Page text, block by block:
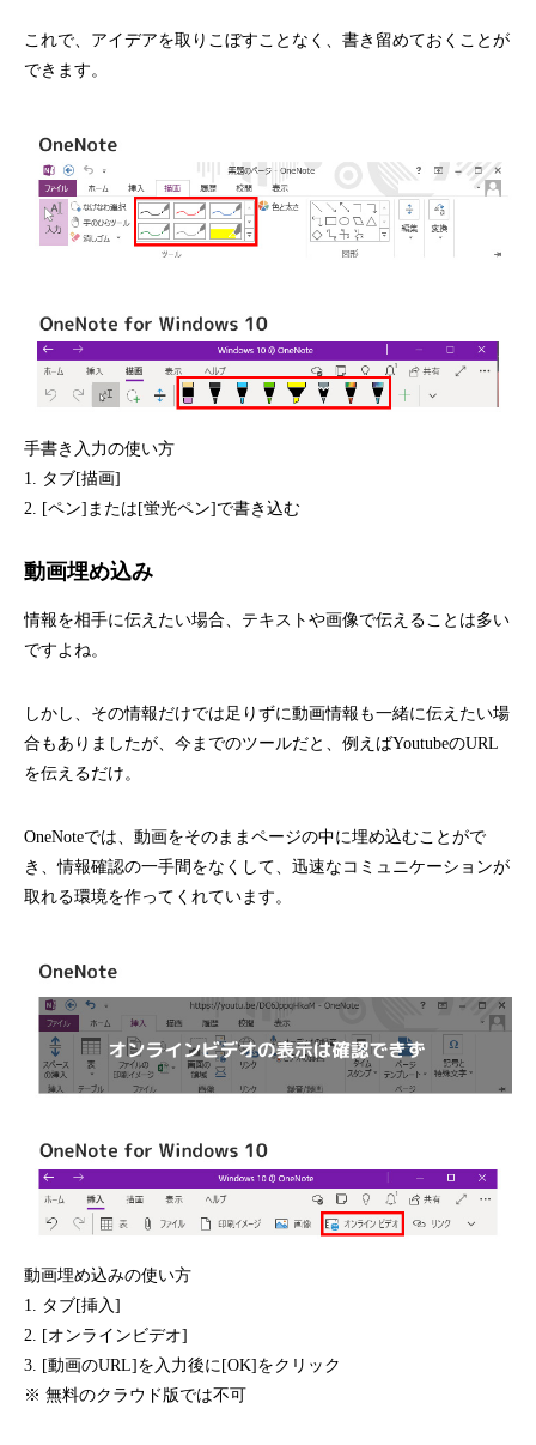
これで、アイデアを取りこぼすことなく、書き留めておくことが
できます。
手書き入力の使い方
1. タブ[描画]
2. [ペン]または[蛍光ペン]で書き込む
動画埋め込み
情報を相手に伝えたい場合、テキストや画像で伝えることは多い
ですよね。
しかし、その情報だけでは足りずに動画情報も一緒に伝えたい場
合もありましたが、今までのツールだと、例えばYoutubeのURL
を伝えるだけ。
OneNoteでは、動画をそのままページの中に埋め込むことがで
き、情報確認の一手間をなくして、迅速なコミュニケーションが
取れる環境を作ってくれています。
動画埋め込みの使い方
1. タブ[挿入]
2. [オンラインビデオ]
3. [動画のURL]を入力後に[OK]をクリック
※ 無料のクラウド版では不可